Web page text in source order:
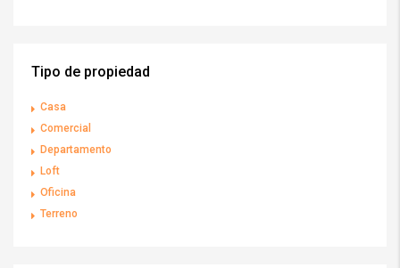
Tipo de propiedad
Casa
Comercial
Departamento
Loft
Oficina
Terreno